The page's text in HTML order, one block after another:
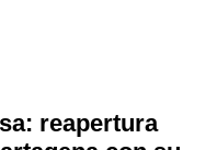
reapertura